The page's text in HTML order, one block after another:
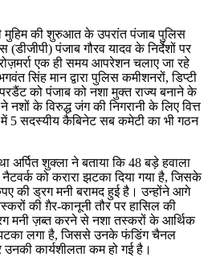
मुहिम की शुरुआत के उपरांत पंजाब पुलिस
पंजाब गौरव यादव के निर्देशों पर
एक ही समय आपरेशन चलाए जा रहे
सिंह मान द्वारा पुलिस कमीशनरों, डिप्टी
को पंजाब को नशा मुक्त राज्य बनाने के
के विरुद्ध जंग की निगरानी के लिए वित्त
में 5 सदस्यीय कैबिनेट सब कमेटी का भी गठन
अर्पित शुक्ला ने बताया कि 48 बड़े हवाला
को करारा झटका दिया गया है, जिसके
की ड्रग मनी बरामद हुई है। उन्होंने आगे
की ग़ैर-कानूनी तौर पर हासिल की
मनी ज़ब्त करने से नशा तस्करों के आर्थिक
लगा है, जिससे उनके फंडिंग चैनल
कार्यशीलता कम हो गई है।